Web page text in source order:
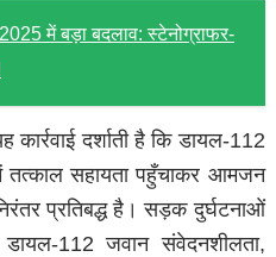
में बड़ा बदलाव: स्टेनोग्राफर-
दर्शाती है कि डायल-112
तत्काल सहायता पहुँचाकर आमजन
प्रतिबद्ध है। सड़क दुर्घटनाओं
112 जवान संवेदनशीलता,